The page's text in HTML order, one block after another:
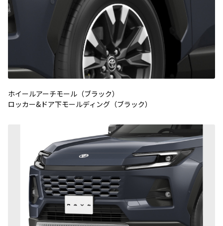
ホイールアーチモール（ブラック）
ロッカー&ドア下モールディング（ブラック）